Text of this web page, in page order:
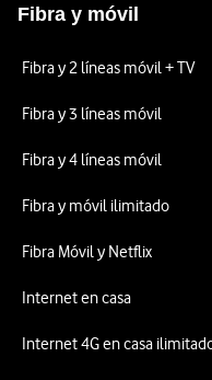
Fibra y móvil
Fibra y 2 líneas móvil + TV
Fibra y 3 líneas móvil
Fibra y 4 líneas móvil
Fibra y móvil ilimitado
Fibra Móvil y Netflix
Internet en casa
Internet 4G en casa